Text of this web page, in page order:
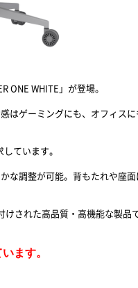
ONE WHITE」が登場。
はゲーミングにも、オフィス
ています。
な調整が可能。背もたれや座
された高品質・高機能な製品で
ます。